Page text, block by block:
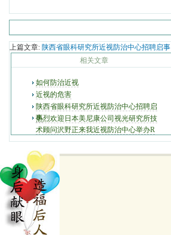
上篇文章: 陕西省眼科研究所近视防治中心招聘启事
相关文章
如何防治近视
近视的危害
陕西省眼科研究所近视防治中心招聘启
事
热烈欢迎日本美尼康公司视光研究所技
术顾问沢野正来我近视防治中心举办R
GP验配技术交流会